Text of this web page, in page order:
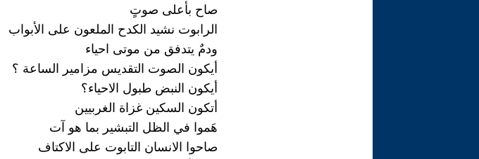
صاح بأعلى صوتٍ
الرابوت نشيد الكدح الملعون على الأبواب
ودمٌ يتدفق من موتى احياء
أيكون الصوت التقديس مزامير الساعة ؟
أيكون النبض طبول الاحياء؟
أتكون السكين غزاة الغربيين
هَموا في الظل التبشير بما هو آت
صاحوا الانسان التابوت على الاكتاف